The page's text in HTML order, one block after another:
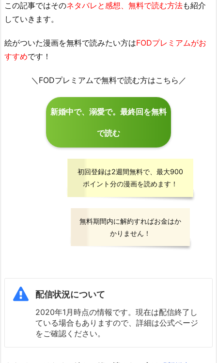
この記事ではそのネタバレと感想、無料で読む方法も紹介
していきます。
絵がついた漫画を無料で読みたい方はFODプレミアムがお
すすめです！
＼FODプレミアムで無料で読む方はこちら／
新婚中で、溺愛で。最終回を無料
で読む
初回登録は2週間無料で、最大900
ポイント分の漫画を読めます！
無料期間内に解約すればお金はか
かりません！
配信状況について
2020年1月時点の情報です。現在は配信終了し
ている場合もありますので、詳細は公式ページ
をご確認ください。